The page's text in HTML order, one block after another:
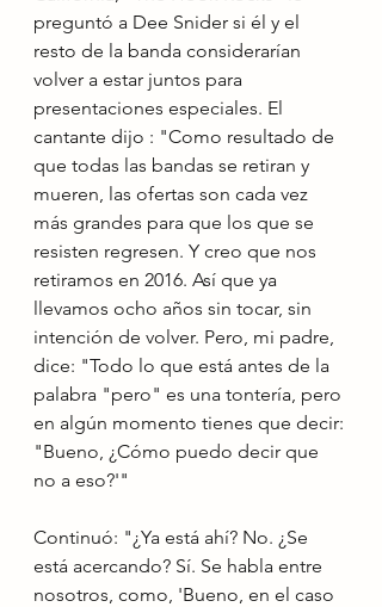
preguntó a Dee Snider si él y el
resto de la banda considerarían
volver a estar juntos para
presentaciones especiales. El
cantante dijo : "Como resultado de
que todas las bandas se retiran y
mueren, las ofertas son cada vez
más grandes para que los que se
resisten regresen. Y creo que nos
retiramos en 2016. Así que ya
llevamos ocho años sin tocar, sin
intención de volver. Pero, mi padre,
dice: "Todo lo que está antes de la
palabra "pero" es una tontería, pero
en algún momento tienes que decir:
"Bueno, ¿Cómo puedo decir que
no a eso?'"
Continuó: "¿Ya está ahí? No. ¿Se
está acercando? Sí. Se habla entre
nosotros, como, 'Bueno, en el caso